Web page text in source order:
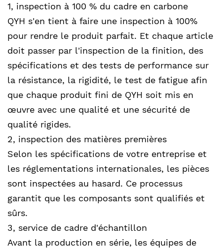
1, inspection à 100 % du cadre en carbone
QYH s'en tient à faire une inspection à 100%
pour rendre le produit parfait. Et chaque article
doit passer par l'inspection de la finition, des
spécifications et des tests de performance sur
la résistance, la rigidité, le test de fatigue afin
que chaque produit fini de QYH soit mis en
œuvre avec une qualité et une sécurité de
qualité rigides.
2, inspection des matières premières
Selon les spécifications de votre entreprise et
les réglementations internationales, les pièces
sont inspectées au hasard. Ce processus
garantit que les composants sont qualifiés et
sûrs.
3, service de cadre d'échantillon
Avant la production en série, les équipes de